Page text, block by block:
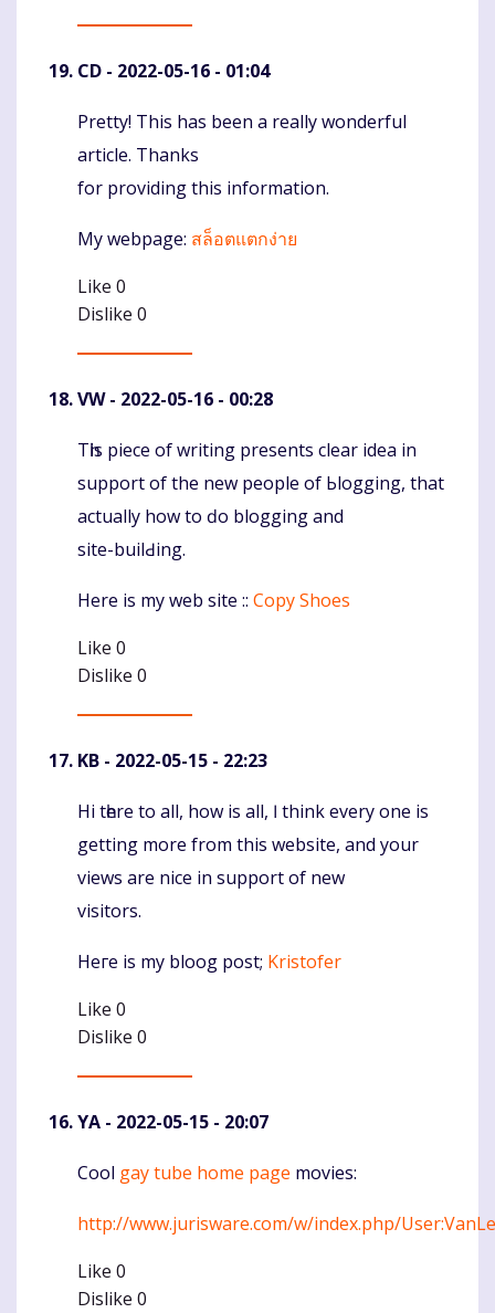
CD - 2022-05-16 - 01:04
Komentaras
Pretty! This has been a really wonderful
article. Thanks
for providing this information.
My webpage: สล็อตแตกง่าย
Like 0
Dislike 0
VW- 2022-05-16 - 00:28
Komentaras
Tһis piece of writing presents clear idea in
support of the new people of Ьlogging, that
actually how to ԁo blogging and
site-builԀing.
Here iѕ my web site :: Copy Shoes
Like 0
Dislike 0
KB - 2022-05-15 - 22:23
Komentaras
Hi tһere to all, how is all, Ӏ think every one iѕ
getting more from this website, and your
views are nice in support of new
visitors.
Heгe is my bloog post; Kristofer
Like 0
Dislike 0
YA - 2022-05-15 - 20:07
Komentaras
Cool gay tube home page movies:
http://www.jurisware.com/w/index.php/
Like 0
Dislike 0